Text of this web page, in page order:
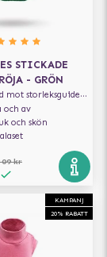
STICKADE
- GRÖN
för att få rätt storlek
och av
och skön
kr
KAMPANJ
20% RABATT